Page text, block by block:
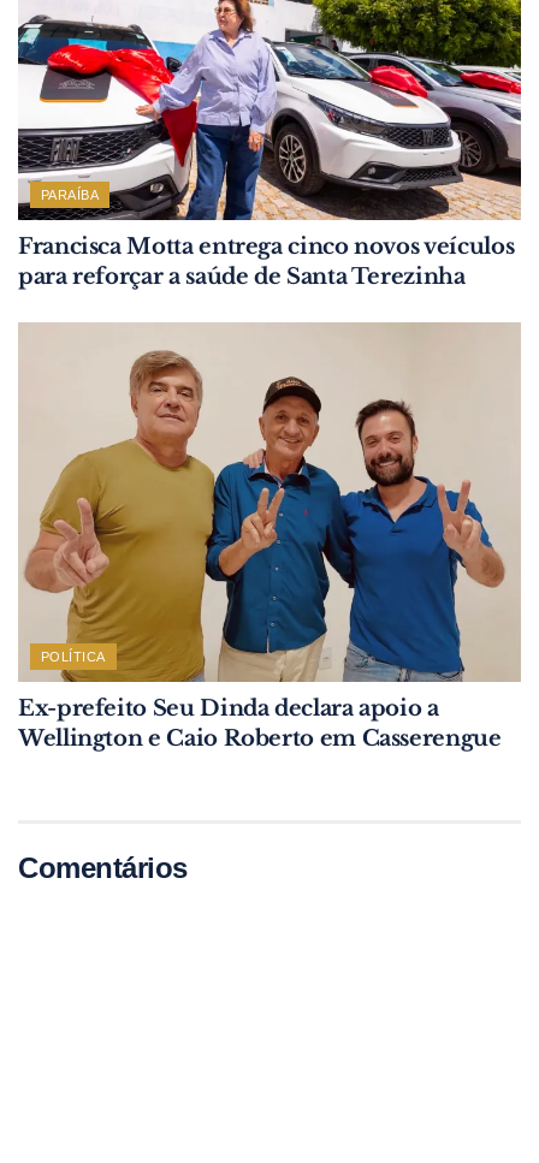
PARAÍBA
Francisca Motta entrega cinco novos veículos
para reforçar a saúde de Santa Terezinha
POLÍTICA
Ex-prefeito Seu Dinda declara apoio a
Wellington e Caio Roberto em Casserengue
Comentários